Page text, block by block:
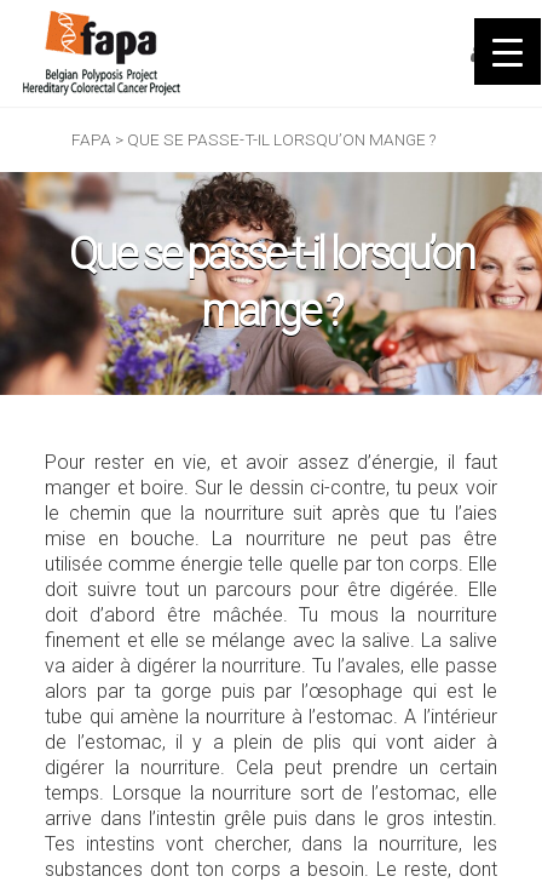
FAPA > QUE SE PASSE-T-IL LORSQU’ON MANGE ?
Que se passe-t-il lorsqu’on
mange ?
Pour rester en vie, et avoir assez d’énergie, il faut
manger et boire. Sur le dessin ci-contre, tu peux voir
le chemin que la nourriture suit après que tu l’aies
mise en bouche. La nourriture ne peut pas être
utilisée comme énergie telle quelle par ton corps. Elle
doit suivre tout un parcours pour être digérée. Elle
doit d’abord être mâchée. Tu mous la nourriture
finement et elle se mélange avec la salive. La salive
va aider à digérer la nourriture. Tu l’avales, elle passe
alors par ta gorge puis par l’œsophage qui est le
tube qui amène la nourriture à l’estomac. A l’intérieur
de l’estomac, il y a plein de plis qui vont aider à
digérer la nourriture. Cela peut prendre un certain
temps. Lorsque la nourriture sort de l’estomac, elle
arrive dans l’intestin grêle puis dans le gros intestin.
Tes intestins vont chercher, dans la nourriture, les
substances dont ton corps a besoin. Le reste, dont